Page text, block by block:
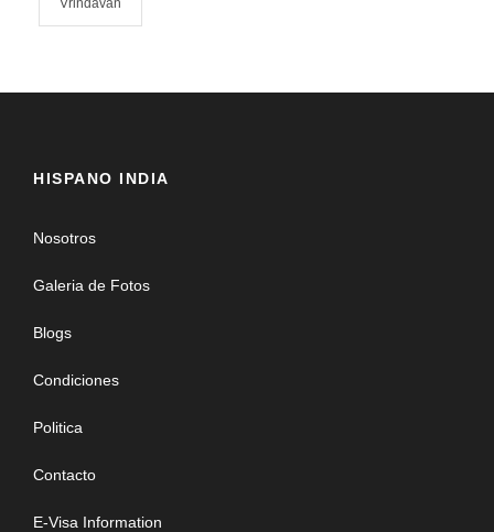
HISPANO INDIA
Nosotros
Galeria de Fotos
Blogs
Condiciones
Politica
Contacto
E-Visa Information